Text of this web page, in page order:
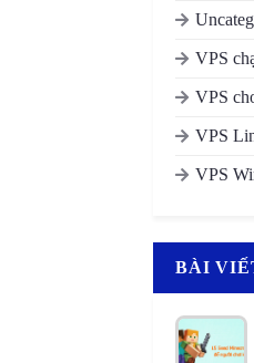
VPS
VPS
VPS
VPS
BÀI